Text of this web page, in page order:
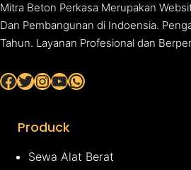
Mitra Beton Perkasa Merupakan
Dan Pembangunan di Indoensia.
Tahun. Layanan Profesional dan
Facebook Twitter InstagramYouTube WhatsApp
Produck
Sewa Alat Berat